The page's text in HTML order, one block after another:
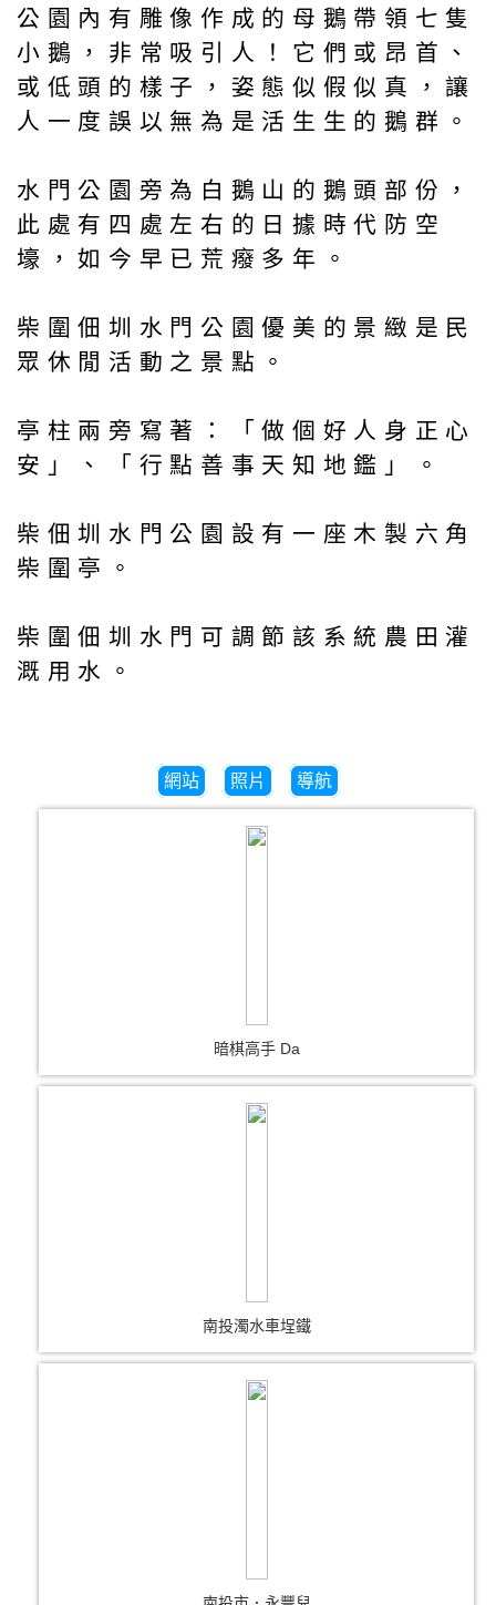
公園內有雕像作成的母鵝帶領七隻
小鵝，非常吸引人！它們或昂首、
或低頭的樣子，姿態似假似真，讓
人一度誤以無為是活生生的鵝群。
水門公園旁為白鵝山的鵝頭部份，
此處有四處左右的日據時代防空
壕，如今早已荒癈多年。
柴圍佃圳水門公園優美的景緻是民
眾休閒活動之景點。
亭柱兩旁寫著：「做個好人身正心
安」、「行點善事天知地鑑」。
柴佃圳水門公園設有一座木製六角
柴圍亭。
柴圍佃圳水門可調節該系統農田灌
溉用水。
網站 照片 導航
暗棋高手 Da
南投濁水車埕鐵